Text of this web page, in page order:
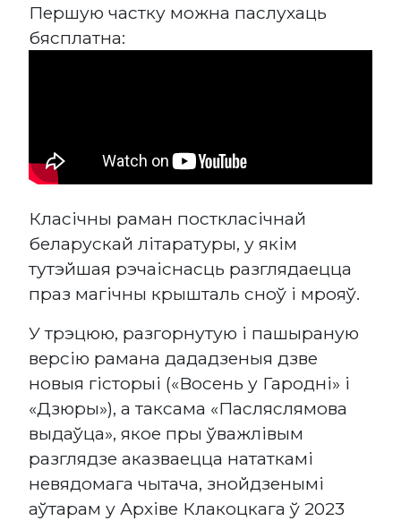
Першую частку можна паслухаць
бясплатна:
Класічны раман посткласічнай
беларускай літаратуры, у якім
тутэйшая рэчаіснасць разглядаецца
праз магічны крышталь сноў і мрояў.
У трэцюю, разгорнутую і пашыраную
версію рамана дададзеныя дзве
новыя гісторыі («Восень у Гародні» і
«Дзюры»), а таксама «Пасляслямова
выдаўца», якое пры ўважлівым
разглядзе аказваецца нататкамі
невядомага чытача, знойдзенымі
аўтарам у Архіве Клакоцкага ў 2023